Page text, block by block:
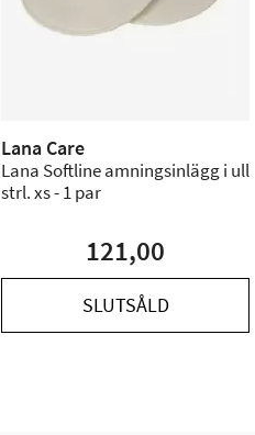
Lana Care
Lana Softline amningsinlägg i ull
strl. xs - 1 par
121,00
SLUTSÅLD